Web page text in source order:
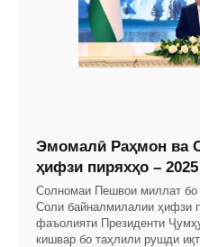
Эмомалӣ Раҳмон ва
ҳифзи пиряхҳо – 2025
Солномаи Пешвои миллат
Соли байналмилалии ҳифзи
фаъолияти Президенти
кишвар бо таҳлили рушди